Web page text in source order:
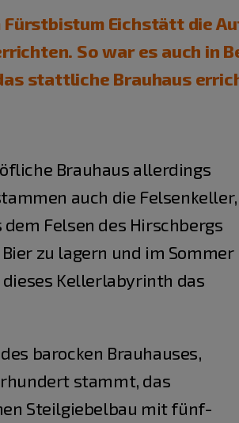
Fürstbistum Eichstätt die
So war es auch in
stattliche Brauhaus
Brauhaus allerdings
auch die Felsenkeller,
Felsen des Hirschbergs
zu lagern und im Sommer
Kellerlabyrinth das
barocken Brauhauses,
stammt, das
Steilgiebelbau mit fünf-